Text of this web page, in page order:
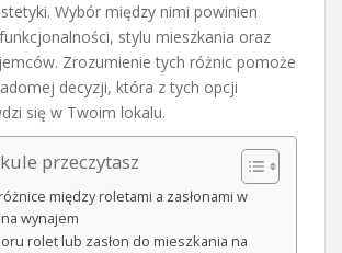
Wybór między nimi powinien
stylu mieszkania oraz
Zrozumienie tych różnic pomoże
decyzji, która z tych opcji
się w Twoim lokalu.
przeczytasz
między roletami a zasłonami w
wynajem
rolet lub zasłon do mieszkania na